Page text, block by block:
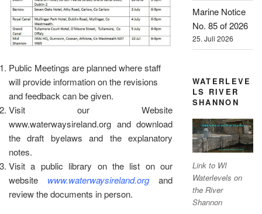
Public Meetings are planned where staff
will provide information on the revisions
and feedback can be given.
Visit our Website
www.waterwaysireland.org and download
the draft byelaws and the explanatory
notes.
Visit a public library on the list on our
website www.waterwaysireland.organd
review the documents in person.
Marine Notice
No. 85 of 2026
25. Juli 2026
WATERLEVE
LS RIVER
SHANNON
Link to WI
Waterlevels on
the River
Shannon